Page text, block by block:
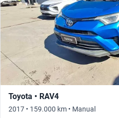
Toyota • RAV4
2017 • 159.000 km • Manual